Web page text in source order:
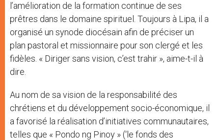
l’amélioration de la formation continue de ses
prêtres dans le domaine spirituel. Toujours à Lipa, il a
organisé un synode diocésain afin de préciser un
plan pastoral et missionnaire pour son clergé et les
fidèles. « Diriger sans vision, c’est trahir », aime-t-il à
dire.
Au nom de sa vision de la responsabilité des
chrétiens et du développement socio-économique, il
a favorisé la réalisation d’initiatives communautaires,
telles que « Pondo ng Pinoy » (‘le fonds des